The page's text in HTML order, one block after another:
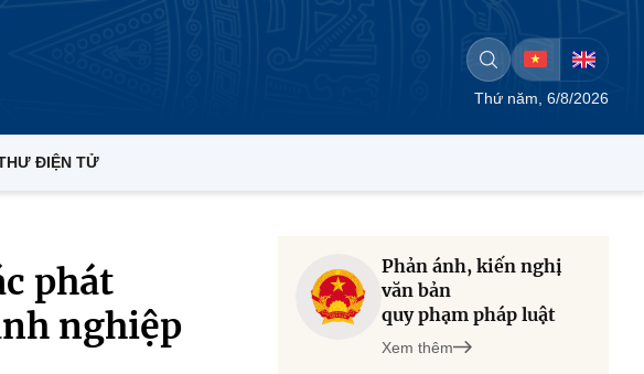
Thứ năm, 6/8/2026
ĐIỆN TỬ
phát
nghiệp
Phản ánh, kiến nghị
văn bản
quy phạm pháp luật
Xem thêm